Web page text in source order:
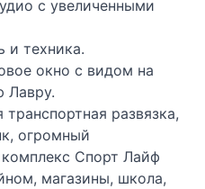
с увеличенными
и техника.
окно с видом на
Лавру.
развязка,
огромный
Спорт Лайф
магазины, школа,